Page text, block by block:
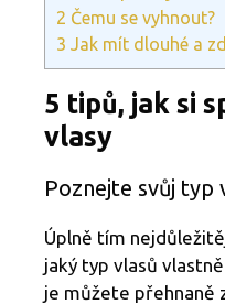
2 Čemu se vyhnout?
3 Jak mít dlouhé a
5 tipů, jak si
vlasy
Poznejte svůj typ
Úplně tím
jaký typ vlasů
je můžete přehnaně